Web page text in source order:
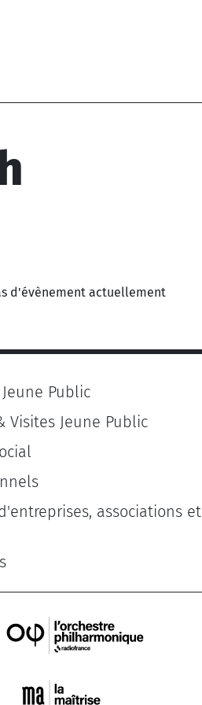
d'évènement actuellement
Public
Visites Jeune Public
associations et